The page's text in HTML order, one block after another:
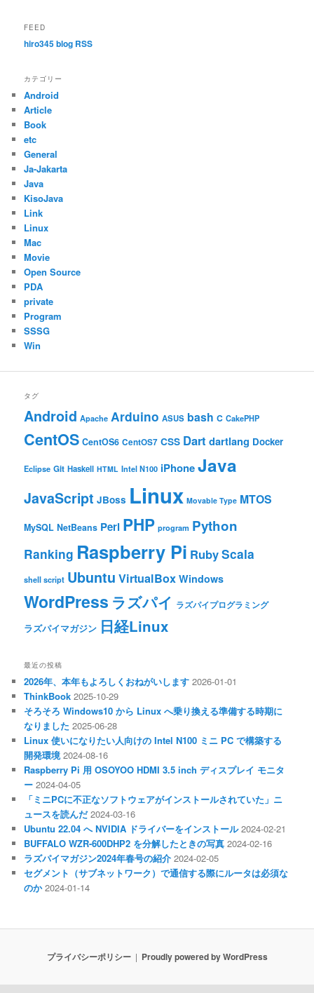
FEED
hiro345 blog RSS
カテゴリー
Android
Article
Book
etc
General
Ja-Jakarta
Java
KisoJava
Link
Linux
Mac
Movie
Open Source
PDA
private
Program
SSSG
Win
タグ
Android Apache Arduino ASUS bash C CakePHP
CentOS CentOS6 CentOS7 CSS Dart dartlang Docker
Eclipse Git Haskell HTML Intel N100 iPhoneJava
JavaScript JBoss Linux Movable Type MTOS
MySQL NetBeans Perl PHP program Python
Ranking Raspberry Pi RubyScala
shell script Ubuntu VirtualBox Windows
WordPress ラズパイ ラズパイプログラミング
ラズパイマガジン 日経Linux
最近の投稿
2026年、本年もよろしくおねがいします 2026-01-01
ThinkBook 2025-10-29
そろそろ Windows10 から Linux へ乗り換える準備する時期に
なりました 2025-06-28
Linux 使いになりたい人向けの Intel N100 ミニ PC で構築する
開発環境 2024-08-16
Raspberry Pi 用 OSOYOO HDMI 3.5 inch ディスプレイ モニタ
ー 2024-04-05
「ミニPCに不正なソフトウェアがインストールされていた」ニ
ュースを読んだ 2024-03-16
Ubuntu 22.04 へ NVIDIA ドライバーをインストール 2024-02-21
BUFFALO WZR-600DHP2 を分解したときの写真 2024-02-16
ラズパイマガジン2024年春号の紹介 2024-02-05
セグメント（サブネットワーク）で通信する際にルータは必須な
のか 2024-01-14
プライバシーポリシー Proudly powered by WordPress